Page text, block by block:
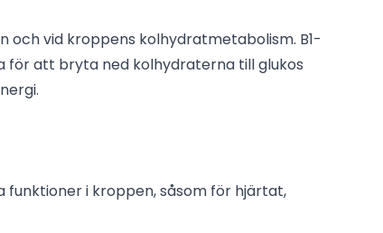
och vid kroppens kolhydratmetabolism. B1-
för att bryta ned kolhydraterna till glukos
i kroppen, såsom för hjärtat,